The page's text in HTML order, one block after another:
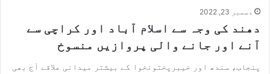
دسمبر 23, 2022
دھند کی وجہ سے اسلام آباد اور کراچی سے
آنے اور جانے والی پروازیں منسوخ
پنجاب، سندھ اور خیبرپختونخوا کے بیشتر میدانی علاقے آج بھی